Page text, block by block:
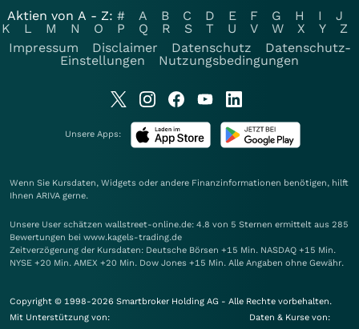
Aktien von A - Z: # A B C D E F G H I
J
K
L M N O P Q R S T U V W X Y
Z
Impressum
Disclaimer Datenschutz
Datenschutz-
Einstellungen
Nutzungsbedingungen
Unsere Apps:
Wenn Sie Kursdaten, Widgets oder andere Finanzinformationen benötigen, hilft
Ihnen ARIVA gerne.
Unsere User schätzen wallstreet-online.de: 4.8 von 5 Sternen ermittelt aus 285
Bewertungen bei www.kagels-trading.de
Zeitverzögerung der Kursdaten: Deutsche Börsen +15 Min. NASDAQ +15 Min.
NYSE +20 Min. AMEX +20 Min. Dow Jones +15 Min. Alle Angaben ohne Gewähr.
Copyright © 1998-2026 Smartbroker Holding AG - Alle Rechte vorbehalten.
Mit Unterstützung von:
Daten & Kurse von: